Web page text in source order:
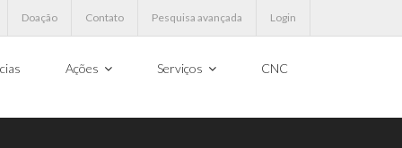
Doação Contato Pesquisa avançada Login
Ações Serviços CNC